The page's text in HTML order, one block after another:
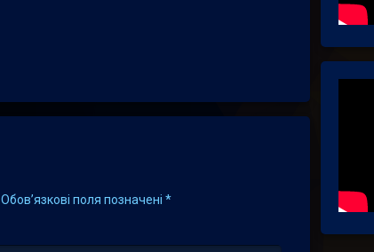
Обов’язкові поля позначені *